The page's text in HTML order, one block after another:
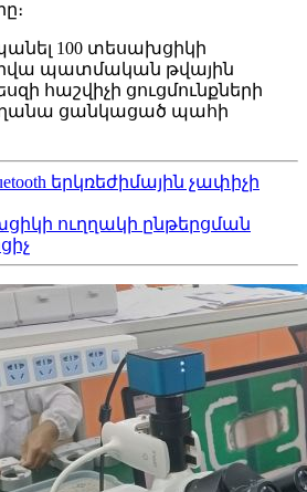
100 տեսախցիկի
պատմական թվային
հաշվիչի ցուցմունքների
ցանկացած պահի
երկռեժիմային չափիչի
ուղղակի ընթերցման